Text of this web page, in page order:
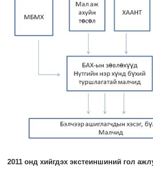
2011 онд хийгдэх экстеиншиний гол